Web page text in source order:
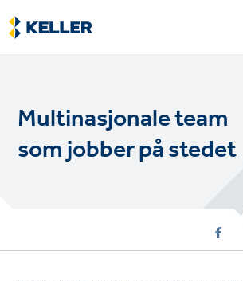
Skip
to
main
Multinasjonale team
som jobber på stedet